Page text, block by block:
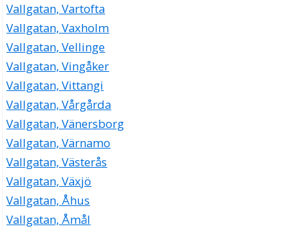
Vallgatan, Vartofta
Vallgatan, Vaxholm
Vallgatan, Vellinge
Vallgatan, Vingåker
Vallgatan, Vittangi
Vallgatan, Vårgårda
Vallgatan, Vänersborg
Vallgatan, Värnamo
Vallgatan, Västerås
Vallgatan, Växjö
Vallgatan, Åhus
Vallgatan, Åmål